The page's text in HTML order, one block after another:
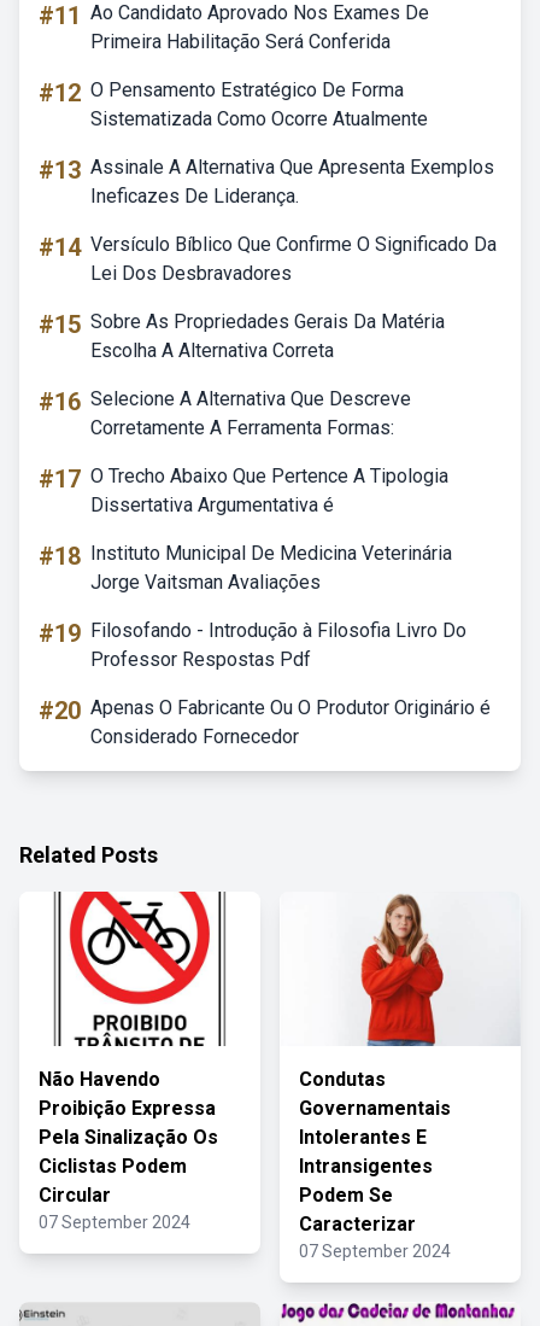
#11 Ao Candidato Aprovado Nos Exames De
Primeira Habilitação Será Conferida
#12 O Pensamento Estratégico De Forma
Sistematizada Como Ocorre Atualmente
#13 Assinale A Alternativa Que Apresenta Exemplos
Ineficazes De Liderança.
#14 Versículo Bíblico Que Confirme O Significado Da
Lei Dos Desbravadores
#15 Sobre As Propriedades Gerais Da Matéria
Escolha A Alternativa Correta
#16 Selecione A Alternativa Que Descreve
Corretamente A Ferramenta Formas:
#17 O Trecho Abaixo Que Pertence A Tipologia
Dissertativa Argumentativa é
#18 Instituto Municipal De Medicina Veterinária
Jorge Vaitsman Avaliações
#19 Filosofando - Introdução à Filosofia Livro Do
Professor Respostas Pdf
#20 Apenas O Fabricante Ou O Produtor Originário é
Considerado Fornecedor
Related Posts
Não Havendo
Proibição Expressa
Pela Sinalização Os
Ciclistas Podem
Circular
07 September 2024
Condutas
Governamentais
Intolerantes E
Intransigentes
Podem Se
Caracterizar
07 September 2024